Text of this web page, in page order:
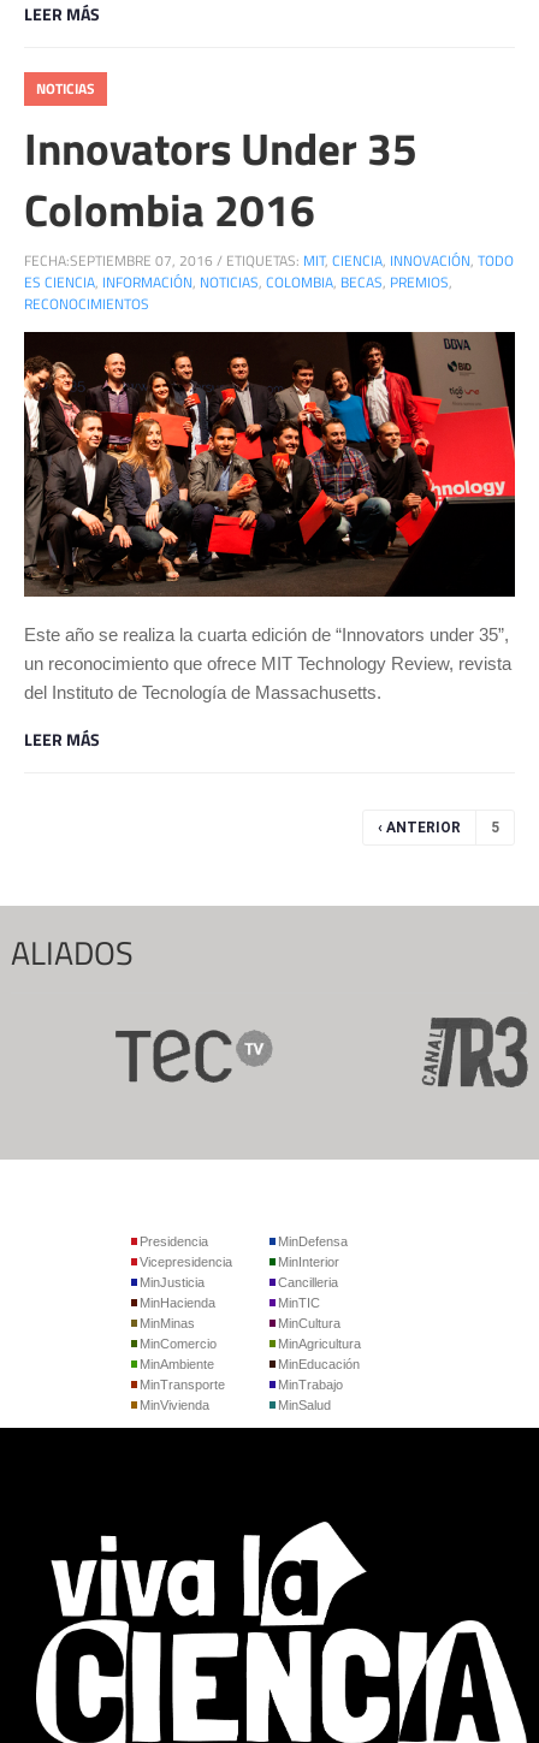
LEER MÁS
NOTICIAS
Innovators Under 35
Colombia 2016
FECHA:SEPTIEMBRE 07, 2016 / ETIQUETAS: MIT, CIENCIA, INNOVACIÓN, TODO
ES CIENCIA, INFORMACIÓN, NOTICIAS, COLOMBIA, BECAS, PREMIOS,
RECONOCIMIENTOS
Este año se realiza la cuarta edición de “Innovators under 35”,
un reconocimiento que ofrece MIT Technology Review, revista
del Instituto de Tecnología de Massachusetts.
LEER MÁS
‹ ANTERIOR 5
ALIADOS
Presidencia
Vicepresidencia
MinJusticia
MinDefensa
MinInterior
Cancilleria
MinHacienda
MinMinas
MinComercio
MinTIC
MinCultura
MinAgricultura
MinAmbiente
MinTransporte
MinVivienda
MinEducación
MinTrabajo
MinSalud